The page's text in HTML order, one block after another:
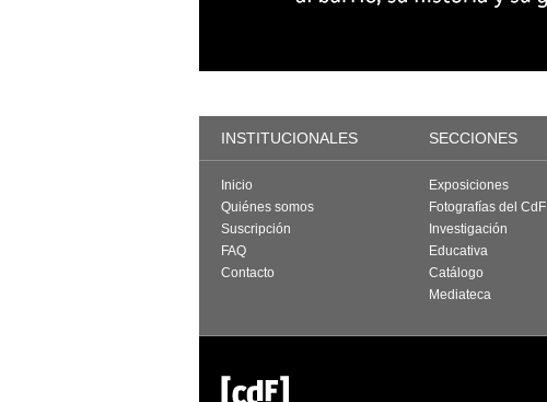
INSTITUCIONALES SECCIONES
Inicio
Quiénes somos
Suscripción
FAQ
Contacto
Exposiciones
Fotografías del CdF
Investigación
Educativa
Catálogo
Mediateca